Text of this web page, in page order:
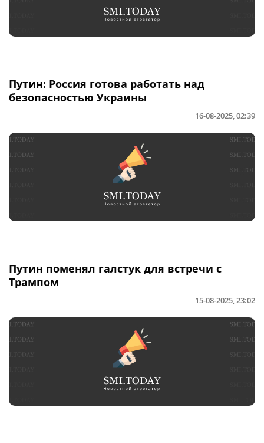
Путин: Россия готова работать над
безопасностью Украины
16-08-2025, 02:39
Путин поменял галстук для встречи с
Трампом
15-08-2025, 23:02